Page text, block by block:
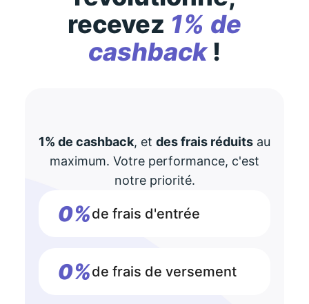
recevez 1% de
cashback!
1% de cashback, et des frais réduits au
maximum. Votre performance, c'est
notre priorité.
0%de frais d'entrée
0%de frais de versement